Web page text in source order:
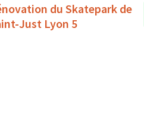
du Skatepark de
Just Lyon 5